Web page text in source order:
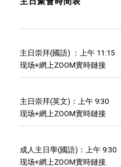
主日崇拜(國語) ：上午 11:15
现场+網上ZOOM實時鏈接
主日崇拜(英文)：上午 9:30
现场+網上ZOOM實時鏈接
成人主日學(國語)：上午 9:30
现场+網上ZOOM實時鏈接.